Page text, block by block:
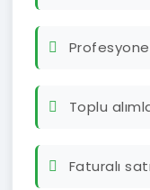
Toplu
Faturalı